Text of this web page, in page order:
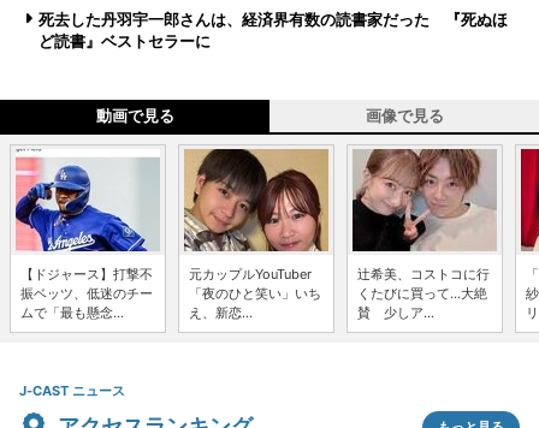
死去した丹羽宇一郎さんは、経済界有数の読書家だった 『死ぬほ
ど読書』ベストセラーに
動画で見る 画像で見る
【ドジャース】打撃不
振ベッツ、低迷のチー
ムで「最も懸念...
元カップルYouTuber
「夜のひと笑い」いち
え、新恋...
辻希美、コストコに行
くたびに買って...大絶
賛 少しア...
J-CAST ニュース